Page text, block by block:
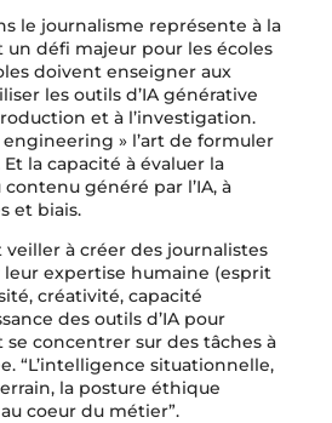
le journalisme représente à la
défi majeur pour les écoles
doivent enseigner aux
les outils d’IA générative
et à l’investigation.
» l’art de formuler
la capacité à évaluer la
généré par l’IA, à
et biais.
à créer des journalistes
expertise humaine (esprit
créativité, capacité
des outils d’IA pour
concentrer sur des tâches à
“L’intelligence situationnelle,
la posture éthique
coeur du métier”.